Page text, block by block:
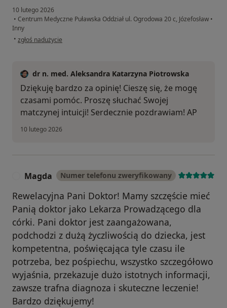
10 lutego 2026
• Centrum Medyczne Puławska Oddział ul. Ogrodowa 20 c, Józefosław •
Inny
• w opinii użytkownika Svietlana
zgłoś nadużycie
dr n. med. Aleksandra Katarzyna Piotrowska
Dziękuję bardzo za opinię! Cieszę się, że mogę
czasami pomóc. Proszę słuchać Swojej
matczynej intuicji! Serdecznie pozdrawiam! AP
10 lutego 2026
Magda Numer telefonu zweryfikowany
Rewelacyjna Pani Doktor! Mamy szczęście mieć
Panią doktor jako Lekarza Prowadzącego dla
córki. Pani doktor jest zaangażowana,
podchodzi z dużą życzliwością do dziecka, jest
kompetentna, poświęcająca tyle czasu ile
potrzeba, bez pośpiechu, wszystko szczegółowo
wyjaśnia, przekazuje dużo istotnych informacji,
zawsze trafna diagnoza i skuteczne leczenie!
Bardzo dziękujemy!